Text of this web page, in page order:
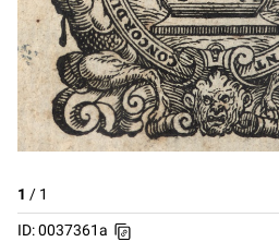
1 / 1
ID: 0037361a